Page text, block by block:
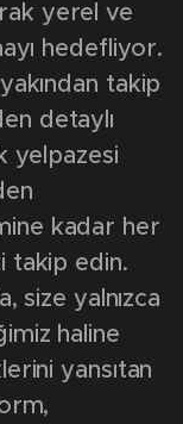
yerel ve
hedefliyor.
takip
detaylı
yelpazesi
kadar her
takip edin.
size yalnızca
haline
yansıtan